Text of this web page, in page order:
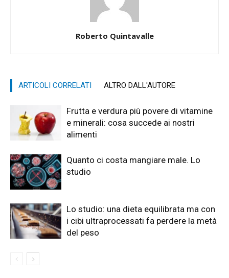
Roberto Quintavalle
ARTICOLI CORRELATI ALTRO DALL'AUTORE
Frutta e verdura più povere di vitamine
e minerali: cosa succede ai nostri
alimenti
Quanto ci costa mangiare male. Lo
studio
Lo studio: una dieta equilibrata ma con
i cibi ultraprocessati fa perdere la metà
del peso